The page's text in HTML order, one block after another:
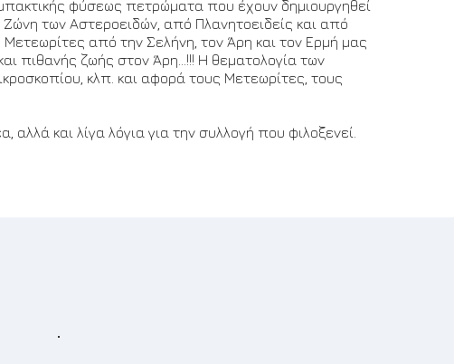
φύσεως πετρώματα που έχουν δημιουργηθεί
των Αστεροειδών, από Πλανητοειδείς και από
από την Σελήνη, τον Άρη και τον Ερμή μας
πιθανής ζωής στον Άρη...!!! Η θεματολογία των
κλπ. και αφορά τους Μετεωρίτες, τους
και λίγα λόγια για την συλλογή που φιλοξενεί.